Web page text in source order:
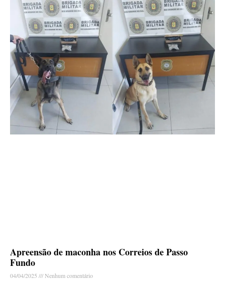
Apreensão de maconha nos Correios de Passo
Fundo
04/04/2025 Nenhum comentário